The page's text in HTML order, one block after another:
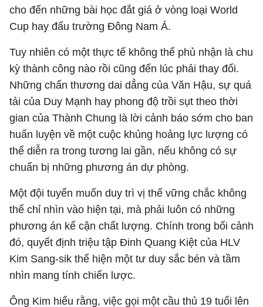
cho đến những bài học đắt giá ở vòng loại World
Cup hay đấu trường Đông Nam Á.
Tuy nhiên có một thực tế không thể phủ nhận là chu
kỳ thành công nào rồi cũng đến lúc phải thay đổi.
Những chấn thương dai dẳng của Văn Hậu, sự quá
tải của Duy Mạnh hay phong độ trồi sụt theo thời
gian của Thành Chung là lời cảnh báo sớm cho ban
huấn luyện về một cuộc khủng hoảng lực lượng có
thể diễn ra trong tương lai gần, nếu không có sự
chuẩn bị những phương án dự phòng.
Một đội tuyển muốn duy trì vị thế vững chắc không
thể chỉ nhìn vào hiện tại, mà phải luôn có những
phương án kế cận chất lượng. Chính trong bối cảnh
đó, quyết định triệu tập Đinh Quang Kiệt của HLV
Kim Sang-sik thể hiện một tư duy sắc bén và tầm
nhìn mang tính chiến lược.
Ông Kim hiểu rằng, việc gọi một cầu thủ 19 tuổi lên